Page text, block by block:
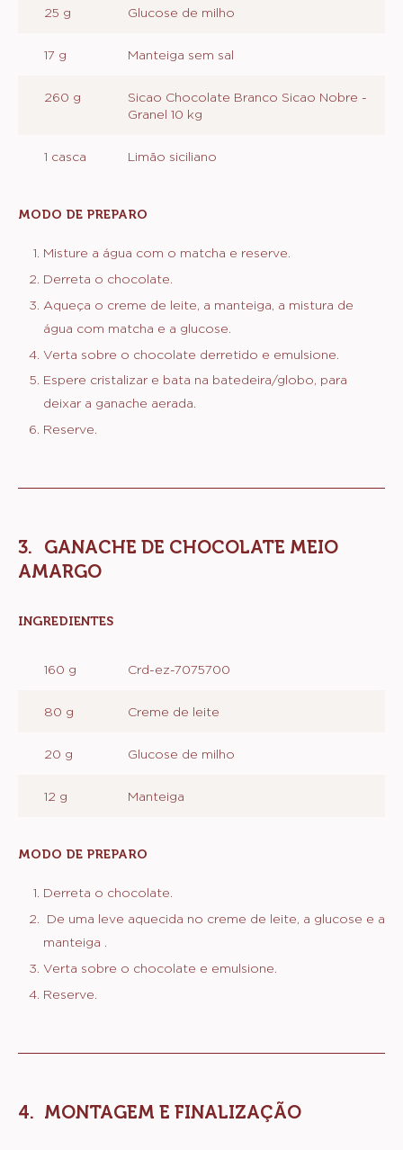
25 g Glucose de milho
17 g Manteiga sem sal
260 g
Sicao Chocolate Branco Sicao Nobre -
Granel 10 kg
1 casca Limão siciliano
MODO DE PREPARO
DE
E
LIMÃO
Misture a água com o matcha e reserve.
Derreta o chocolate.
Aqueça o creme de leite, a manteiga, a mistura de
água com matcha e a glucose.
Verta sobre o chocolate derretido e emulsione.
Espere cristalizar e bata na batedeira/globo, para
deixar a ganache aerada.
Reserve.
GANACHE DE CHOCOLATE MEIO
AMARGO
INGREDIENTES
CHOCOLATE
AMARGO
160 g Crd-ez-7075700
80 g Creme de leite
20 g Glucose de milho
12 g Manteiga
MODO DE PREPARO
DE
MEIO
Derreta o chocolate.
De uma leve aquecida no creme de leite, a glucose e a
manteiga .
Verta sobre o chocolate e emulsione.
Reserve.
MONTAGEM E FINALIZAÇÃO